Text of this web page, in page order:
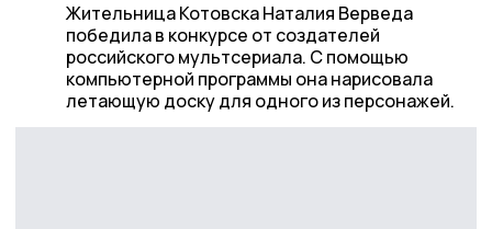
Жительница Котовска Наталия Верведа
победила в конкурсе от создателей
российского мультсериала. С помощью
компьютерной программы она нарисовала
летающую доску для одного из персонажей.